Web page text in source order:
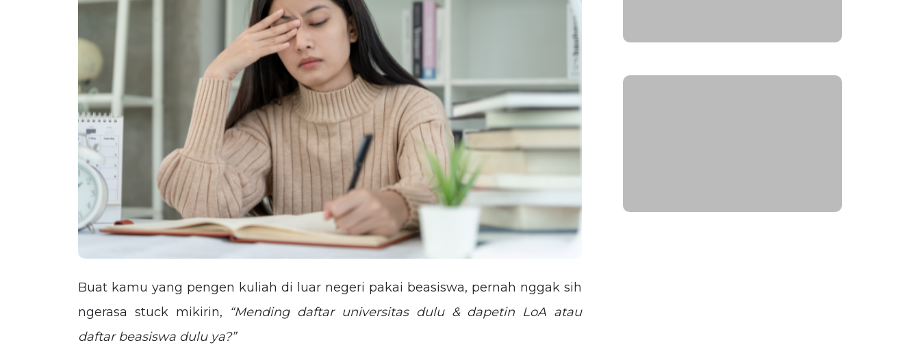
Buat kamu yang pengen kuliah di luar negeri pakai beasiswa, pernah nggak sih
ngerasa stuck mikirin,
“Mending daftar universitas dulu & dapetin LoA atau
daftar beasiswa dulu ya?”